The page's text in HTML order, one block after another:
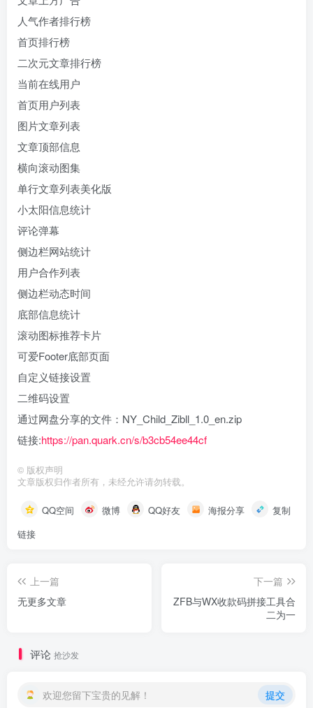
人气作者排行榜
首页排行榜
二次元文章排行榜
当前在线用户
首页用户列表
图片文章列表
文章顶部信息
横向滚动图集
单行文章列表美化版
小太阳信息统计
评论弹幕
侧边栏网站统计
用户合作列表
侧边栏动态时间
底部信息统计
滚动图标推荐卡片
可爱Footer底部页面
自定义链接设置
二维码设置
通过网盘分享的文件：NY_Child_Zibll_1.0_en.zip
链接:https://pan.quark.cn/s/b3cb54ee44cf
© 版权声明
文章版权归作者所有，未经允许请勿转载。
QQ空间 微博 QQ好友 海报分享
复制
链接
上一篇
无更多文章
下一篇
ZFB与WX收款码拼接工具合
二为一
评论 抢沙发
欢迎您留下宝贵的见解！ 提交